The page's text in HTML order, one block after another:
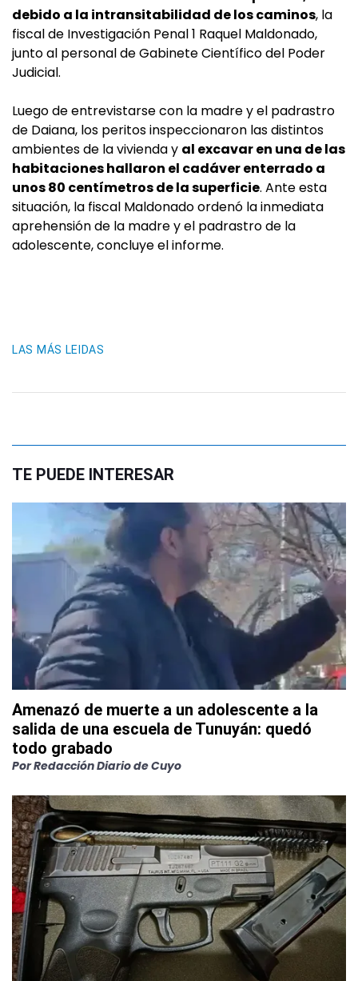
debido a la intransitabilidad de los caminos, la
fiscal de Investigación Penal 1 Raquel Maldonado,
junto al personal de Gabinete Científico del Poder
Judicial.
Luego de entrevistarse con la madre y el padrastro
de Daiana, los peritos inspeccionaron las distintos
ambientes de la vivienda y al excavar en una de las
habitaciones hallaron el cadáver enterrado a
unos 80 centímetros de la superficie. Ante esta
situación, la fiscal Maldonado ordenó la inmediata
aprehensión de la madre y el padrastro de la
adolescente, concluye el informe.
LAS MÁS LEIDAS
TE PUEDE INTERESAR
Amenazó de muerte a un adolescente a la
salida de una escuela de Tunuyán: quedó
todo grabado
PorRedacción Diario de Cuyo